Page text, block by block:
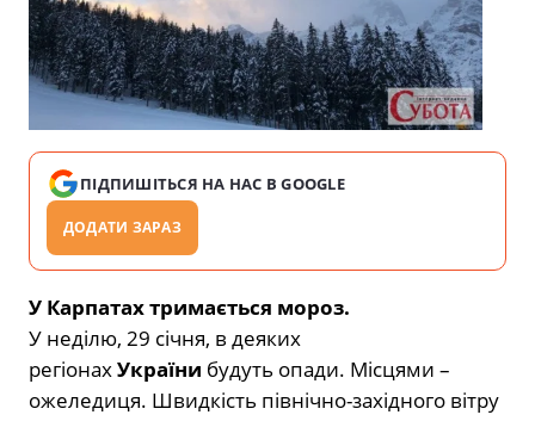
ПІДПИШІТЬСЯ НА НАС В GOOGLE
ДОДАТИ ЗАРАЗ
У Карпатах тримається мороз.
У неділю, 29 січня, в деяких
регіонахУкраїни будуть опади. Місцями –
ожеледиця. Швидкість північно-західного вітру